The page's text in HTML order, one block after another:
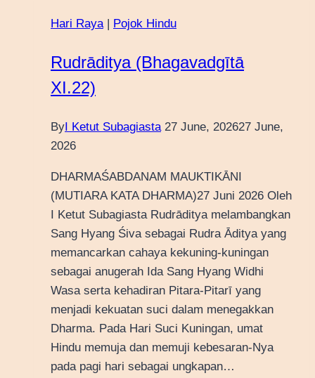
Hari Raya| Pojok Hindu
Rudrāditya (Bhagavadgītā
XI.22)
By I Ketut Subagiasta 27 June, 202627 June,
2026
DHARMAŚABDANAM MAUKTIKĀNI
(MUTIARA KATA DHARMA)27 Juni 2026 Oleh
I Ketut Subagiasta Rudrāditya melambangkan
Sang Hyang Śiva sebagai Rudra Āditya yang
memancarkan cahaya kekuning-kuningan
sebagai anugerah Ida Sang Hyang Widhi
Wasa serta kehadiran Pitara-Pitarī yang
menjadi kekuatan suci dalam menegakkan
Dharma. Pada Hari Suci Kuningan, umat
Hindu memuja dan memuji kebesaran-Nya
pada pagi hari sebagai ungkapan…